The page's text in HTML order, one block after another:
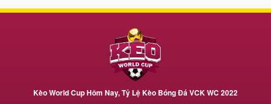
Kèo World Cup Hôm Nay, Tỷ Lệ Kèo Bóng Đá VCK WC 2022